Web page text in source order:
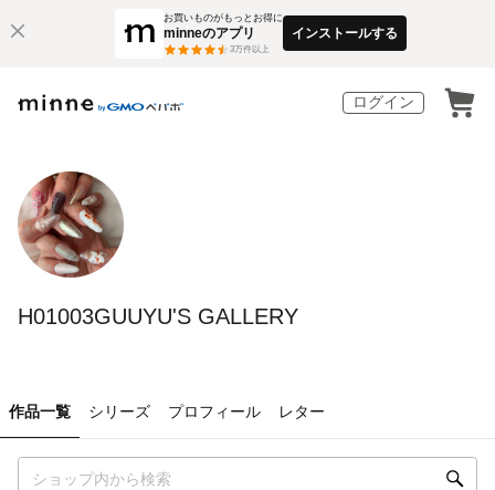
お買いものがもっとお得に
minneのアプリ
3万件以上
インストールする
ログイン
H01003GUUYU'S GALLERY
作品一覧 シリーズ プロフィール レター